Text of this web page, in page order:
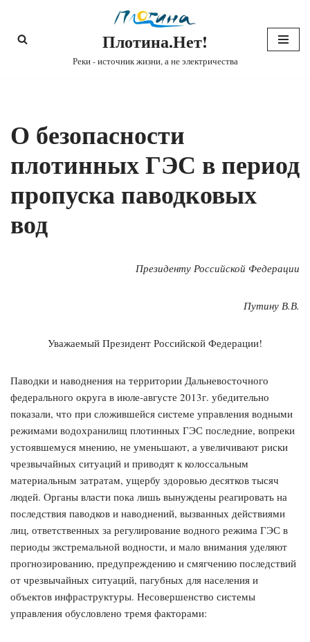
Перейти
Плотина.Нет!
Реки - источник жизни, а не электричества
О безопасности
плотинных ГЭС в период
пропуска паводковых
вод
Президенту Российской Федерации
Путину В.В.
Уважаемый Президент Российской Федерации!
Паводки и наводнения на территории Дальневосточного
федерального округа в июле-августе 2013г. убедительно
показали, что при сложившейся системе управления водными
режимами водохранилищ плотинных ГЭС последние, вопреки
устоявшемуся мнению, не уменьшают, а увеличивают риски
чрезвычайных ситуаций и приводят к колоссальным
материальным затратам, ущербу здоровью десятков тысяч
людей. Органы власти пока лишь вынуждены реагировать на
последствия паводков и наводнений, вызванных действиями
лиц, ответственных за регулирование водного режима ГЭС в
периоды экстремальной водности, и мало внимания уделяют
прогнозированию, предупреждению и смягчению последствий
от чрезвычайных ситуаций, пагубных для населения и
объектов инфраструктуры. Несовершенство системы
управления обусловлено тремя факторами: